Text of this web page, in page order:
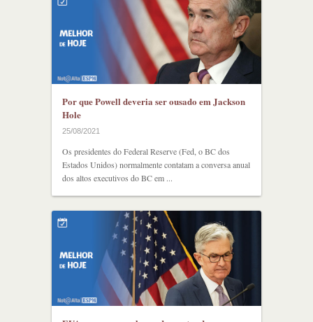
Por que Powell deveria ser ousado em Jackson
Hole
25/08/2021
Os presidentes do Federal Reserve (Fed, o BC dos
Estados Unidos) normalmente contatam a conversa anual
dos altos executivos do BC em ...